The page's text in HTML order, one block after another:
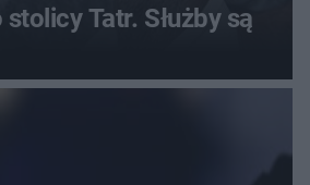
Tatr. Służby są